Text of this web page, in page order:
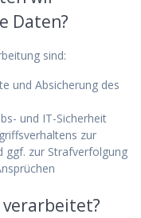
Daten?
sind:
und Absicherung des
und IT-Sicherheit
zur
ggf. zur Strafverfolgung